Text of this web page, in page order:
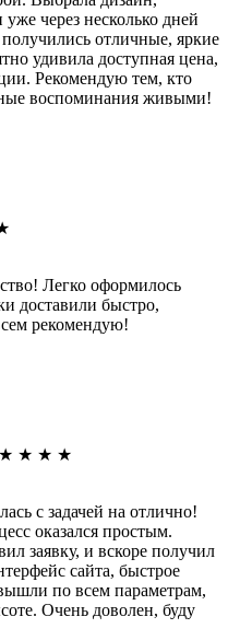
уже через несколько дней
отличные, яркие
удивила доступная цена,
Рекомендую тем, кто
воспоминания живыми!
Легко оформилось
доставили быстро,
рекомендую!
★ ★ ★ ★
с задачей на отлично!
оказался простым.
заявку, и вскоре получил
сайта, быстрое
по всем параметрам,
Очень доволен, буду